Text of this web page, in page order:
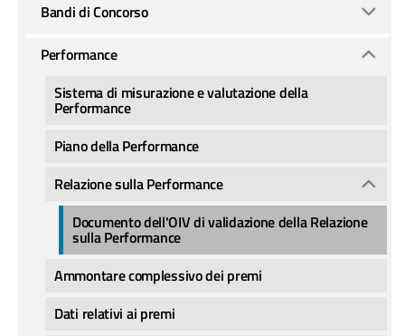
Bandi di Concorso
Performance
Sistema di misurazione e valutazione della
Performance
Piano della Performance
Relazione sulla Performance
Documento dell'OIV di validazione della Relazione
sulla Performance
Ammontare complessivo dei premi
Dati relativi ai premi